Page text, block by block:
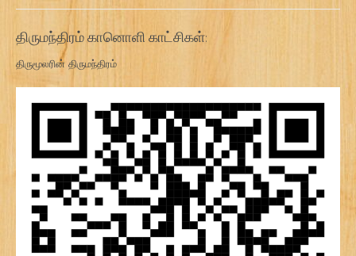
திருமந்திரம் கானொளி காட்சிகள்:
திருமூலரின் திருமந்திரம்